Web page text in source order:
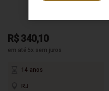
R$ 340,10
em até 5x sem juros
14 anos
RJ